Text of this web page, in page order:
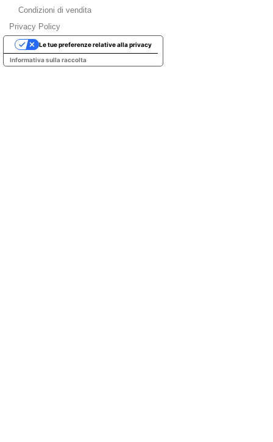
Condizioni di vendita
Privacy Policy
Informativa sulla raccolta
Le tue preferenze relative alla privacy